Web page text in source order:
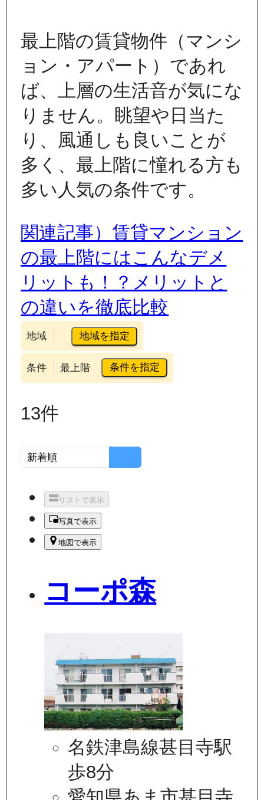
最上階の賃貸物件（マンシ
ョン・アパート）であれ
ば、上層の生活音が気にな
りません。眺望や日当た
り、風通しも良いことが
多く、最上階に憧れる方も
多い人気の条件です。
関連記事）賃貸マンション
の最上階にはこんなデメ
リットも！？メリットと
の違いを徹底比較
地域 地域を指定
条件 最上階 条件を指定
13件
リストで表示
写真で表示
地図で表示
コーポ森
名鉄津島線甚目寺駅
歩8分